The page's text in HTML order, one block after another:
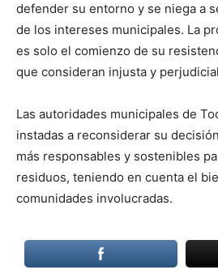
defender su entorno y se niega a
de los intereses municipales. La
es solo el comienzo de su
que consideran injusta y
Las autoridades municipales de
instadas a reconsiderar su
más responsables y sostenibles
residuos, teniendo en cuenta el
comunidades involucradas.